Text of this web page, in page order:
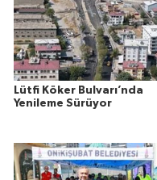
Lütfi Köker Bulvarı’nda
Yenileme Sürüyor